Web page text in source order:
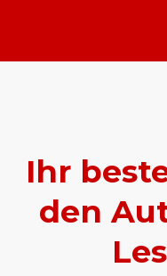
Ihr
den